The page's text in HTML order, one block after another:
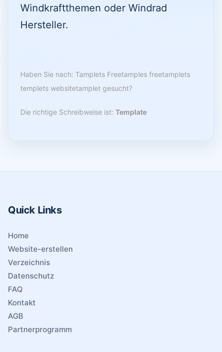
Windkraftthemen oder Windrad
Hersteller.
Haben Sie nach: Tamplets Freetamples freetamplets
templets websitetamplet gesucht?
Die richtige Schreibweise ist: Template
Quick Links
Home
Website-erstellen
Verzeichnis
Datenschutz
FAQ
Kontakt
AGB
Partnerprogramm